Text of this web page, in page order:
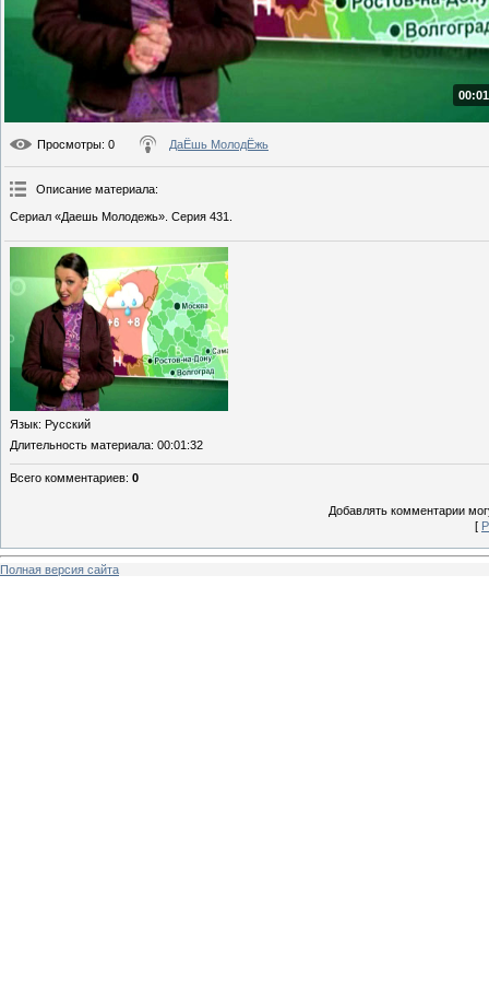
Просмотры: 0 ДаЁшь МолодЁжь
Описание материала:
Сериал «Даешь Молодежь». Серия 431.
Язык: Русский
Длительность материала: 00:01:32
Всего комментариев: 0
Добавлять комментарии
[
Полная версия сайта